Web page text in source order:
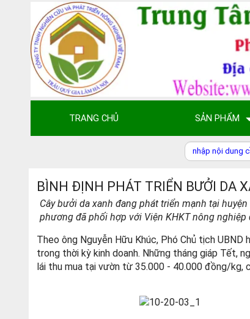
TRANG CHỦ SẢN PHẨM
BÌNH ĐỊNH PHÁT TRIỂN BƯỞI DA
Cây bưởi da xanh đang phát triển mạnh tại
phương đã phối hợp với Viện KHKT nông
Theo ông Nguyễn Hữu Khúc, Phó Chủ tịch UBND
trong thời kỳ kinh doanh. Những tháng giáp Tết,
lái thu mua tại vườn từ 35.000 - 40.000 đồng/